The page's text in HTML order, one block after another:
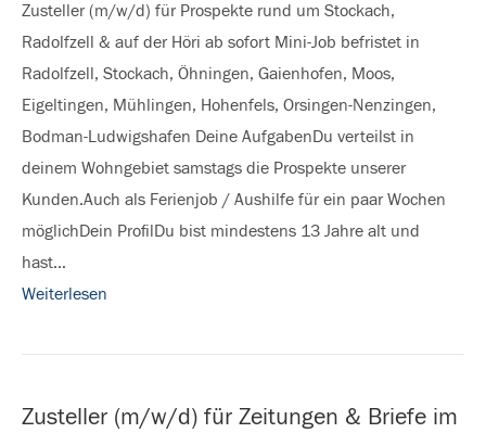
(m/w/d)
für
Prospekte
rund
um
Stockach,
Radolfzell
&
Zusteller (m/w/d) für Prospekte rund um Stockach,
Radolfzell & auf der Höri ab sofort Mini-Job befristet in
Radolfzell, Stockach, Öhningen, Gaienhofen, Moos,
Eigeltingen, Mühlingen, Hohenfels, Orsingen-Nenzingen,
Bodman-Ludwigshafen Deine AufgabenDu verteilst in
deinem Wohngebiet samstags die Prospekte unserer
Kunden.Auch als Ferienjob / Aushilfe für ein paar Wochen
möglichDein ProfilDu bist mindestens 13 Jahre alt und
hast…
Weiterlesen
Zusteller (m/w/d) für Zeitungen & Briefe im